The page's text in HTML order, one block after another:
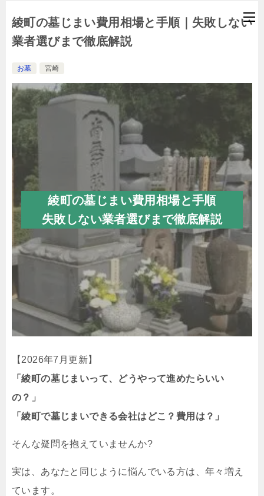
綾町の墓じまい費用相場と手順｜失敗しない
業者選びまで徹底解説
お墓 宮崎
綾町の墓じまい費用相場と手順
失敗しない業者選びまで徹底解説
【2026年7月更新】
「綾町の墓じまいって、どうやって進めたらいい
の？」
「綾町で墓じまいできる会社はどこ？費用は？」
そんな疑問を抱えていませんか?
実は、あなたと同じように悩んでいる方は、年々増え
ています。